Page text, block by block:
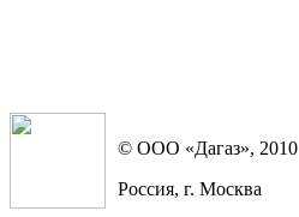
© ООО «Дагаз», 2010
Россия, г. Москва